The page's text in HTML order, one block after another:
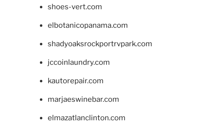
shoes-vert.com
elbotanicopanama.com
shadyoaksrockportrvpark.com
jccoinlaundry.com
kautorepair.com
marjaeswinebar.com
elmazatlanclinton.com